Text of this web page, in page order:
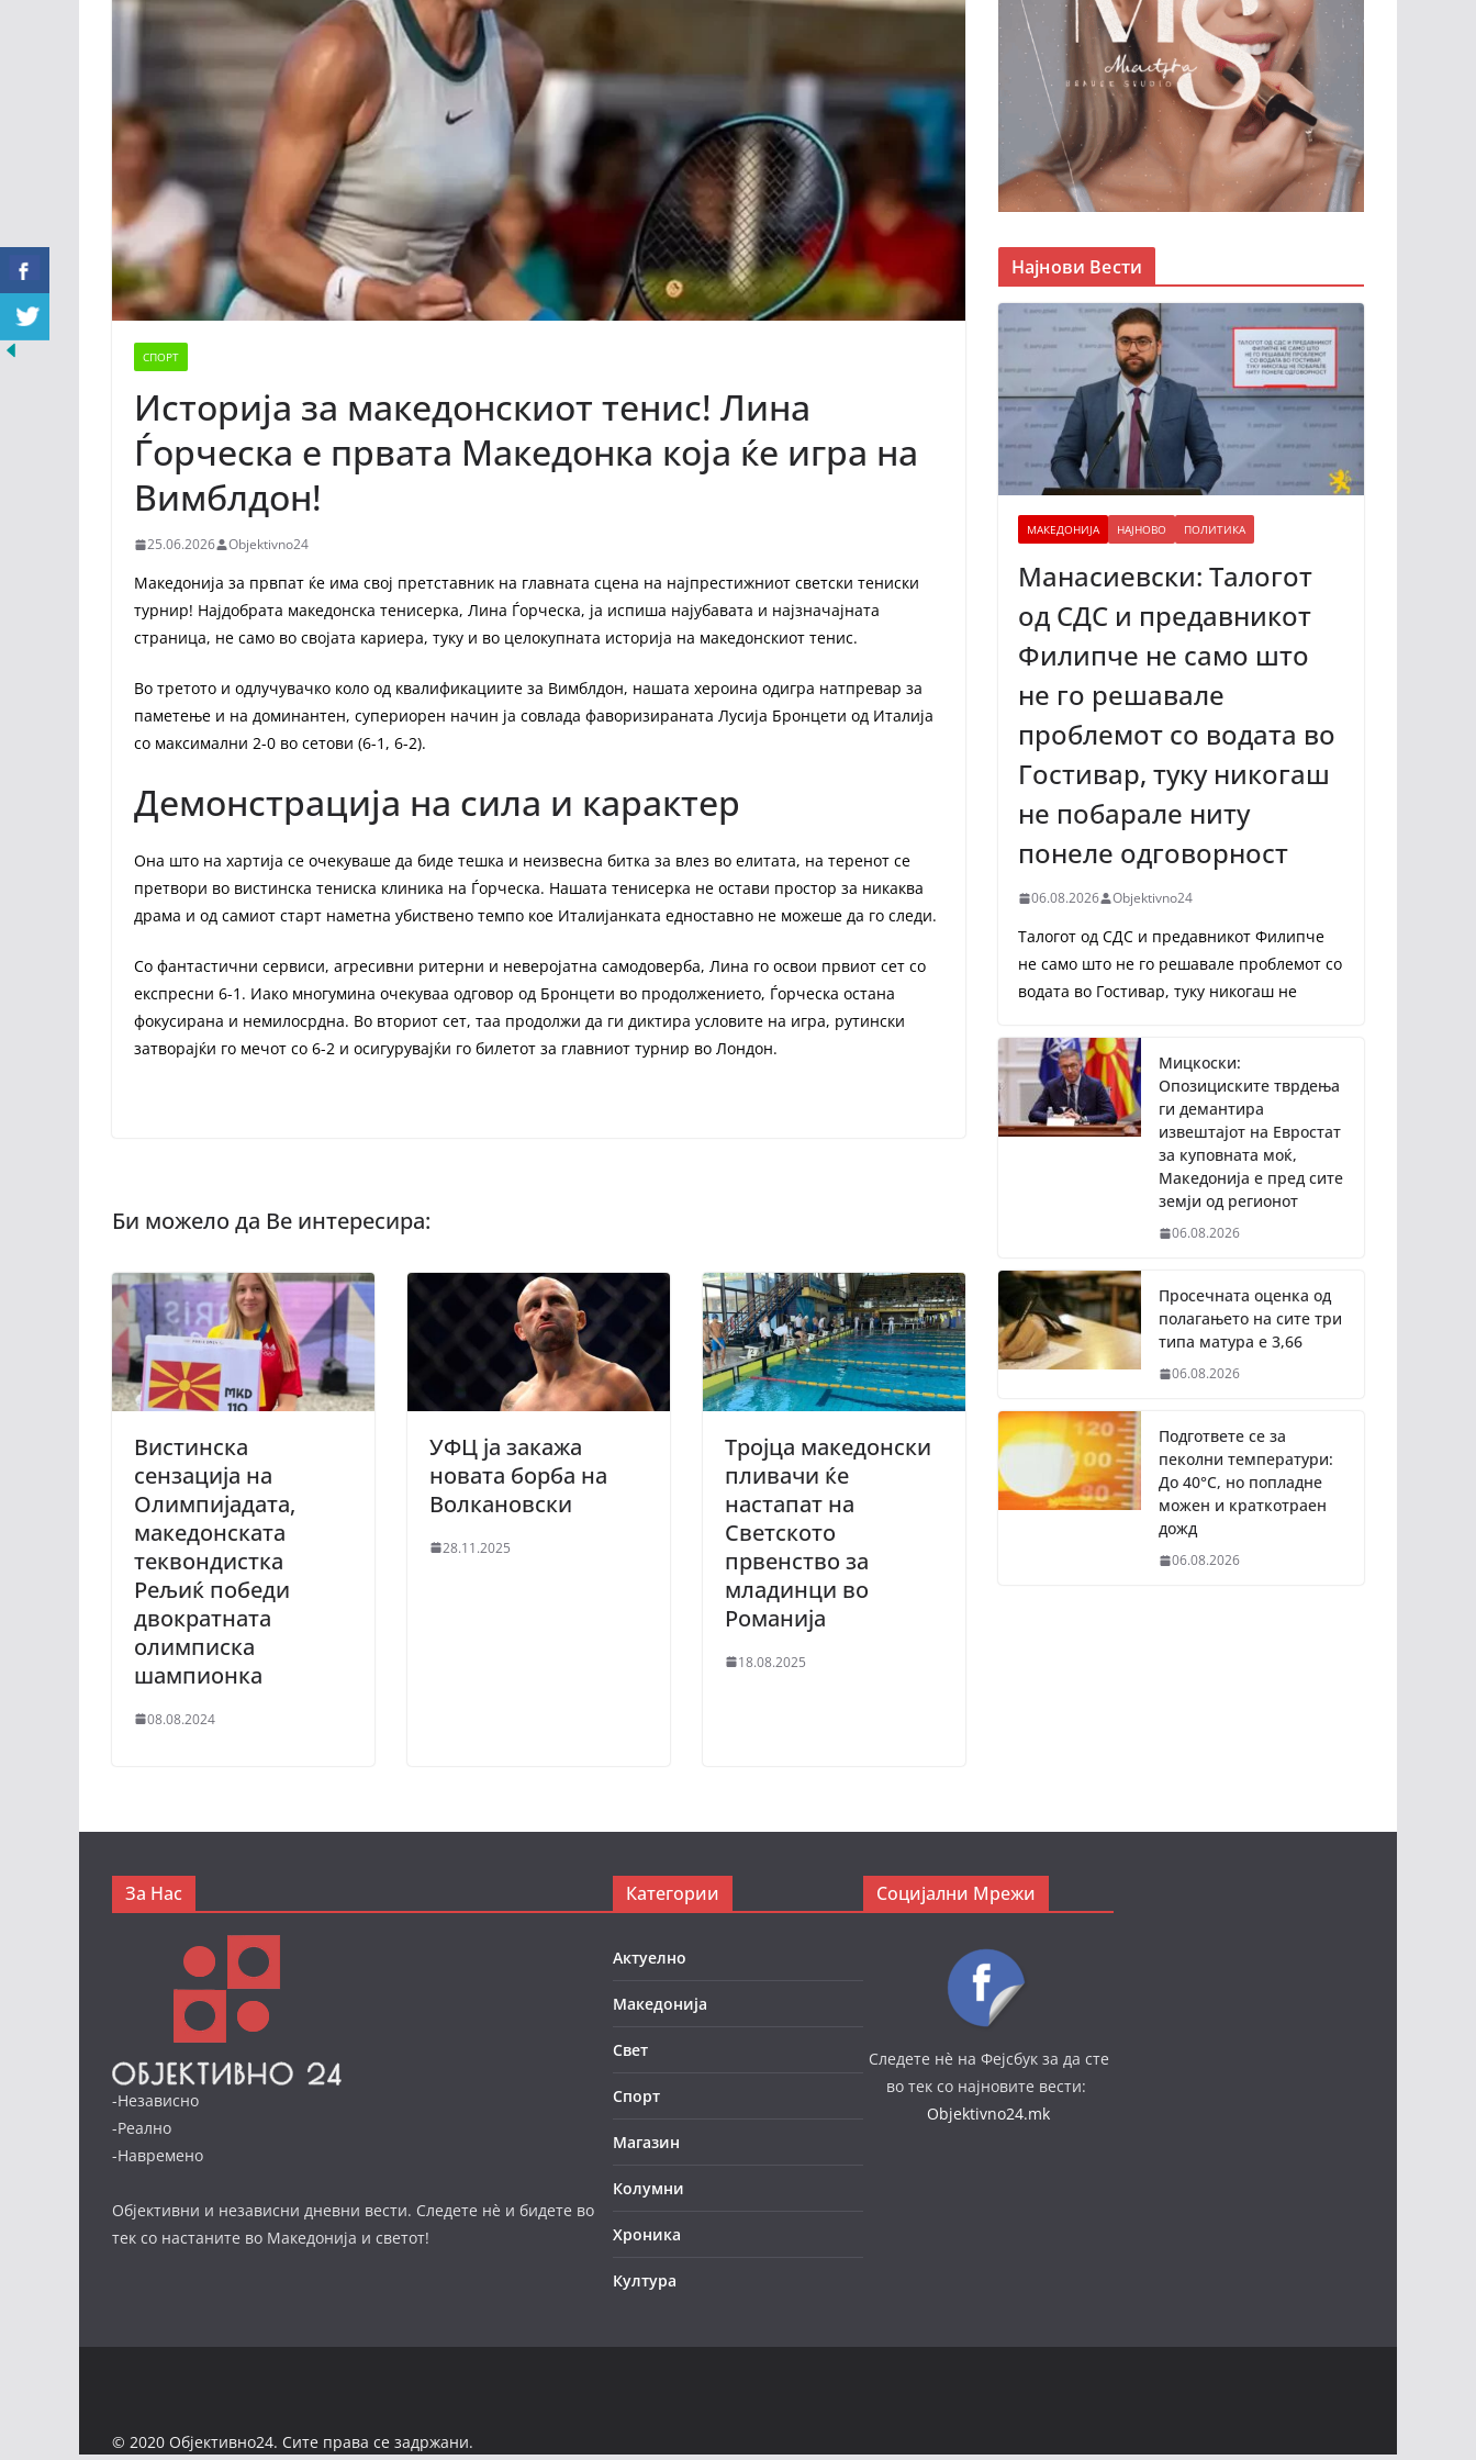
СПОРТ
Историја за македонскиот тенис! Лина
Ѓорческа е првата Македонка која ќе игра на
Вимблдон!
25.06.2026 Objektivno24
Македонија за првпат ќе има свој претставник на главната сцена на најпрестижниот светски тениски
турнир! Најдобрата македонска тенисерка, Лина Ѓорческа, ја испиша најубавата и најзначајната
страница, не само во својата кариера, туку и во целокупната историја на македонскиот тенис.
Во третото и одлучувачко коло од квалификациите за Вимблдон, нашата хероина одигра натпревар за
паметење и на доминантен, супериорен начин ја совлада фаворизираната Лусија Бронцети од Италија
со максимални 2-0 во сетови (6-1, 6-2).
Демонстрација на сила и карактер
Она што на хартија се очекуваше да биде тешка и неизвесна битка за влез во елитата, на теренот се
претвори во вистинска тениска клиника на Ѓорческа. Нашата тенисерка не остави простор за никаква
драма и од самиот старт наметна убиствено темпо кое Италијанката едноставно не можеше да го следи.
Со фантастични сервиси, агресивни ритерни и неверојатна самодоверба, Лина го освои првиот сет со
експресни 6-1. Иако многумина очекуваа одговор од Бронцети во продолжението, Ѓорческа остана
фокусирана и немилосрдна. Во вториот сет, таа продолжи да ги диктира условите на игра, рутински
затворајќи го мечот со 6-2 и осигурувајќи го билетот за главниот турнир во Лондон.
Вистинска
сензација на
Олимпијадата,
македонската
теквондистка
Рељиќ победи
двократната
олимписка
шампионка
08.08.2024
УФЦ ја закажа
новата борба на
Волкановски
28.11.2025
Тројца македонски
пливачи ќе
настапат на
Светското
првенство за
младинци во
Романија
18.08.2025
Најнови Вести
МАКЕДОНИЈА НАЈНОВО ПОЛИТИКА
Манасиевски: Талогот
од СДС и предавникот
Филипче не само што
не го решавале
проблемот со водата во
Гостивар, туку никогаш
не побарале ниту
понеле одговорност
06.08.2026 Objektivno24
Талогот од СДС и предавникот Филипче
не само што не го решавале проблемот со
водата во Гостивар, туку никогаш не
Мицкоски:
Опозициските тврдења
ги демантира
извештајот на Евростат
за куповната моќ,
Македонија е пред сите
земји од регионот
06.08.2026
Просечната оценка од
полагањето на сите три
типа матура е 3,66
06.08.2026
Подгответе се за
пеколни температури:
До 40°C, но попладне
можен и краткотраен
дожд
06.08.2026
За Нас
-Независно
-Реално
-Навремено
Објективни и независни дневни вести. Следете нè и бидете во
тек со настаните во Македонија и светот!
Категории
Актуелно
Македонија
Свет
Спорт
Магазин
Колумни
Хроника
Култура
Социјални Мрежи
Следете нè на Фејсбук за да сте
во тек со најновите вести:
Objektivno24.mk